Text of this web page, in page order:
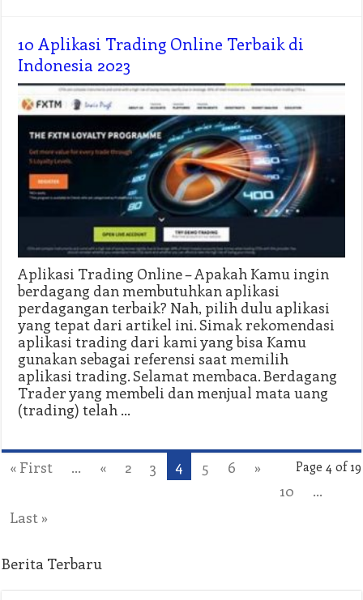
10 Aplikasi Trading Online Terbaik di
Indonesia 2023
Aplikasi Trading Online – Apakah Kamu ingin
berdagang dan membutuhkan aplikasi
perdagangan terbaik? Nah, pilih dulu aplikasi
yang tepat dari artikel ini. Simak rekomendasi
aplikasi trading dari kami yang bisa Kamu
gunakan sebagai referensi saat memilih
aplikasi trading. Selamat membaca. Berdagang
Trader yang membeli dan menjual mata uang
(trading) telah …
Page 4 of 19
« First ... « 2 3 4 5 6
»
10
...
Last »
Berita Terbaru